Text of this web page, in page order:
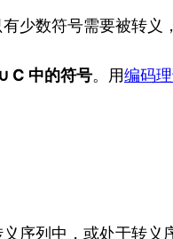
少数符号需要被转义
C 中的符号。用编码
序列中，或处于转义